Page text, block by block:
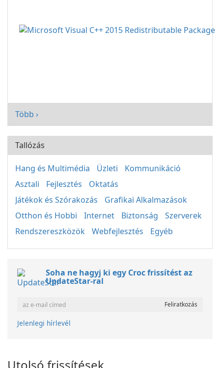
Több ›
Tallózás
Hang és Multimédia Üzleti
Kommunikáció
Asztali
Fejlesztés
Oktatás
Játékok és Szórakozás
Grafikai Alkalmazások
Otthon és Hobbi
Internet Biztonság
Szerverek
Rendszereszközök
Webfejlesztés Egyéb
Soha ne hagyj ki egy Croc frissítést az
UpdateStar-ral
Jelenlegi hírlevél